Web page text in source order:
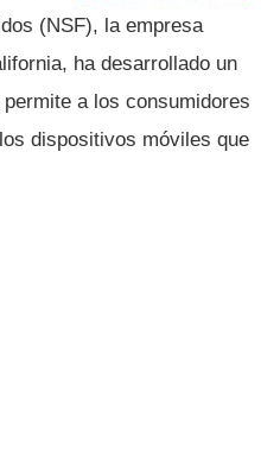
(NSF), la empresa
ha desarrollado un
a los consumidores
dispositivos móviles que